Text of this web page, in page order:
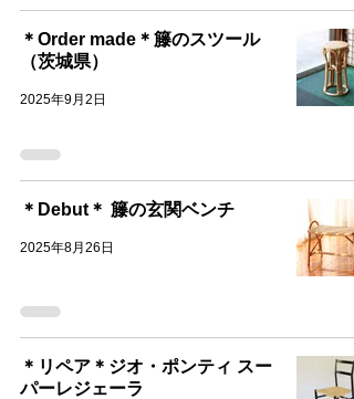
＊Order made＊籐のスツール
（茨城県）
2025年9月2日
＊Debut＊ 籐の玄関ベンチ
2025年8月26日
＊リペア＊ジオ・ポンティ スー
パーレジェーラ